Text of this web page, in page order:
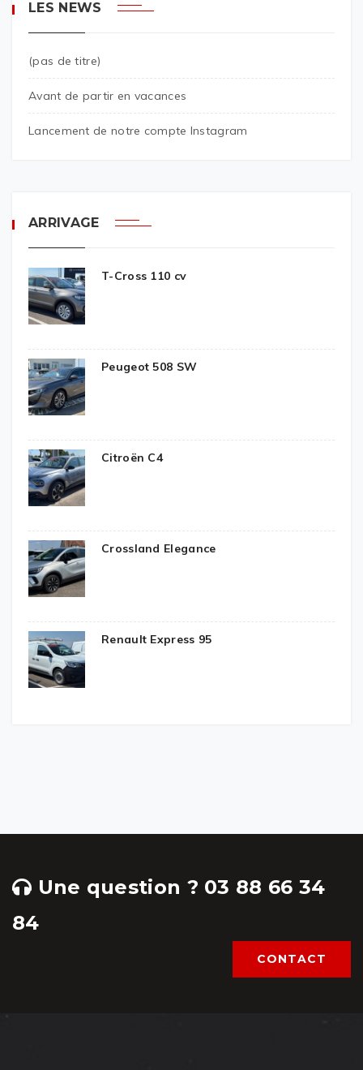
LES NEWS
(pas de titre)
Avant de partir en vacances
Lancement de notre compte Instagram
ARRIVAGE
T-Cross 110 cv
Peugeot 508 SW
Citroën C4
Crossland Elegance
Renault Express 95
Une question ? 03 88 66 34
84
CONTACT